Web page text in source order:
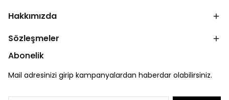
Hakkımızda
Sözleşmeler
Abonelik
Mail adresinizi girip kampanyalardan haberdar olabilirsiniz.